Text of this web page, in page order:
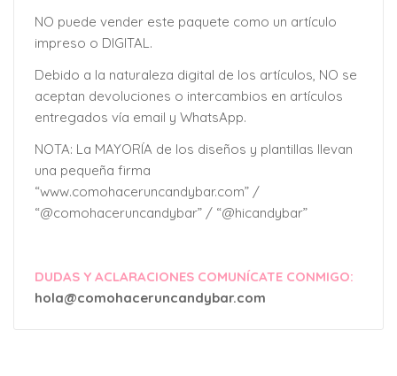
NO puede vender este paquete como un artículo
impreso o DIGITAL.
Debido a la naturaleza digital de los artículos, NO se
aceptan devoluciones o intercambios en artículos
entregados vía email y WhatsApp.
NOTA: La MAYORÍA de los diseños y plantillas llevan
una pequeña firma
“www.comohaceruncandybar.com” /
“@comohaceruncandybar” / “@hicandybar”
DUDAS Y ACLARACIONES COMUNÍCATE CONMIGO:
hola@comohaceruncandybar.com